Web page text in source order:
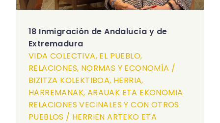
18 Inmigración de Andalucía y de
Extremadura
VIDA COLECTIVA, EL PUEBLO,
RELACIONES, NORMAS Y ECONOMÍA /
BIZITZA KOLEKTIBOA, HERRIA,
HARREMANAK, ARAUAK ETA EKONOMIA
RELACIONES VECINALES Y CON OTROS
PUEBLOS / HERRIEN ARTEKO ETA